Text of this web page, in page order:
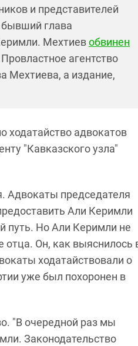
и представителей
бывший глава
Мехтиевобвинен
агентство
Мехтиева, а издание,
ходатайство адвокатов
"Кавказского узла"
Адвокаты председателя
Али Керимли
путь. Но Али Керимли не
отца. Он, как выяснилось
ходатайствовали о
уже был похоронен в
"В очередной раз мы
Законодательство